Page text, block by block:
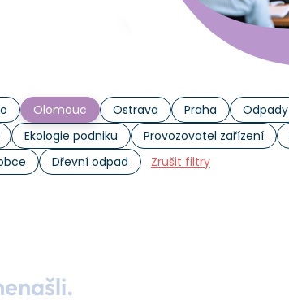
Olomouc Ostrava Praha Odpady
Ekologie podniku Provozovatel zařízení
Dřevní odpad Zrušit filtry